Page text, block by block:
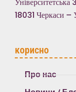
18031 Черкаси –
корисно
Про нас